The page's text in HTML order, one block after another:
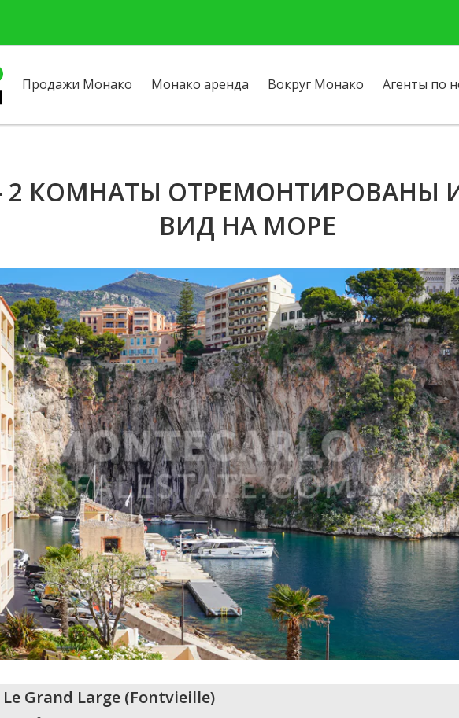
Продажи Монако Монако аренда Вокруг Монако Агенты по
2 КОМНАТЫ ОТРЕМОНТИРОВАНЫ
ВИД НА МОРЕ
Le Grand Large (Fontvieille)